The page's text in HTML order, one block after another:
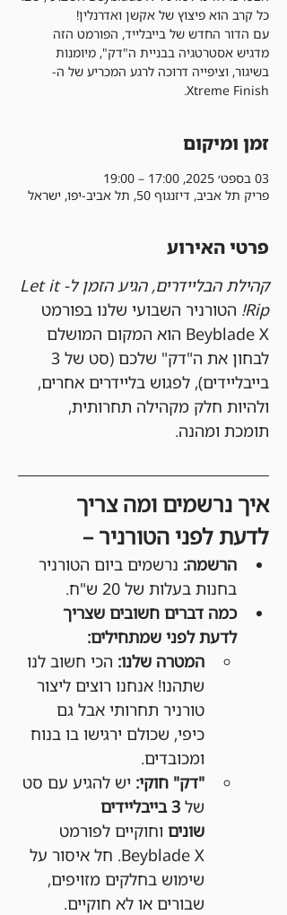
עם הדור החדש של בייבלייד, הפורמט הזה
מדגיש אסטרטגיה בבניית ה"דק", מיומנות
בשיגור, וציפייה דרוכה לרגע המכריע של ה-
Xtreme Finish.
זמן ומיקום
03 בספט׳ 2025, 17:00 – 19:00
פריק תל אביב, דיזנגוף 50, תל אביב-יפו, ישראל
פרטי האירוע
קהילת הבליידרים, הגיע הזמן ל-Let it
Rip! הטורניר השבועי שלנו בפורמט
Beyblade X הוא המקום המושלם
בייבליידים), לפגוש בליידרים אחרים,
ולהיות חלק מקהילה תחרותית,
תומכת ומהנה.
איך נרשמים ומה צריך
לדעת לפני הטורניר –
הרשמה: נרשמים ביום הטורניר
בחנות בעלות של 20 ש"ח.
כמה דברים חשובים שצריך
לדעת לפני שמתחילים:
המטרה שלנו: הכי חשוב לנו
שתהנו! אנחנו רוצים ליצור
טורניר תחרותי אבל גם
כיפי, שכולם ירגישו בו בנוח
ומכובדים.
"דק" חוקי: יש להגיע עם סט
של
3 בייבליידים
שונים וחוקיים לפורמט
Beyblade X. חל איסור על
שימוש בחלקים מזויפים,
שבורים או לא חוקיים.